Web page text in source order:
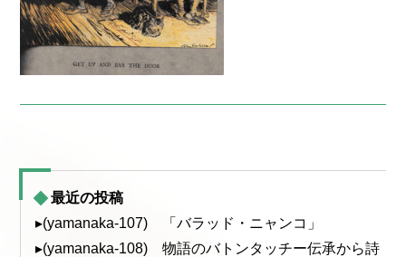
最近の投稿
▸(yamanaka-107) 「バラッド・ニャンコ」
▸(yamanaka-108) 物語のバトンタッチー伝承から詩